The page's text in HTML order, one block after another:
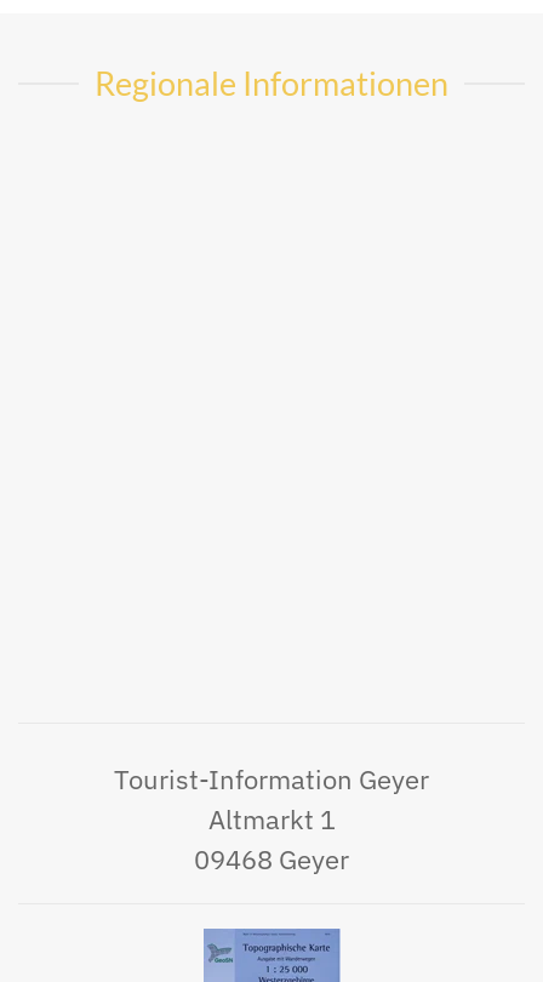
Regionale Informationen
Tourist-Information Geyer
Altmarkt 1
09468 Geyer